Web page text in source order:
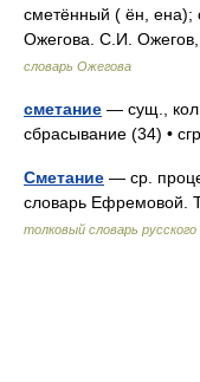
сметённый ( ён, ена);
Ожегова. С.И.
словарь Ожегова
сметание — сущ., кол
сбрасывание (34) •
Сметание — ср.
словарь
толковый словарь